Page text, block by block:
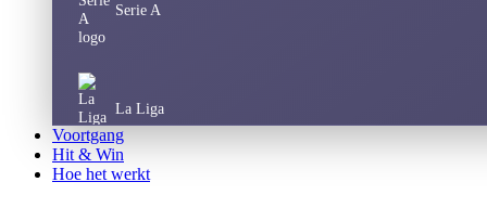
Serie A
La Liga
Voortgang
Hit & Win
Hoe het werkt